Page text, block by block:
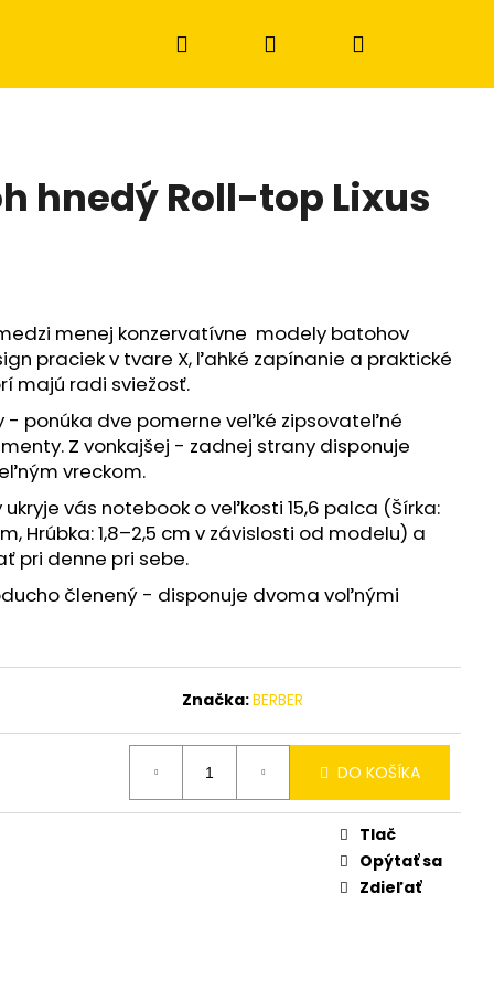
Hľadať PrihlásenieNákupný
hnedý Roll-top Lixus
menej konzervatívne modely batohov
praciek v tvare X, ľahké zapínanie a praktické
majú radi sviežosť.
- ponúka dve pomerne veľké zipsovateľné
Z vonkajšej - zadnej strany disponuje
vreckom.
vás notebook o veľkosti 15,6 palca (Šírka:
Hrúbka: 1,8–2,5 cm v závislosti od modelu) a
pri denne pri sebe.
členený - disponuje dvoma voľnými
Značka:BERBER
DO KOŠÍKA
Tlač
Opýtať sa
Zdieľať
Nasledujúce
15ML